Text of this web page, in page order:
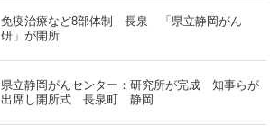
免疫治療など8部体制 長泉 「県立静岡がん
研」が開所
県立静岡がんセンター：研究所が完成 知事らが
出席し開所式 長泉町 静岡